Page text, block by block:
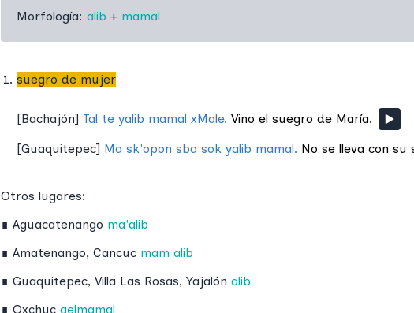
Morfología: alib + mamal
suegro de mujer
[Bachajón] Tal te yalib mamal xMale. Vino el suegro de María.
[Guaquitepec] Ma sk'opon sba sok yalib mamal. No se lleva con su
Otros lugares:
∎ Aguacatenango ma'alib
∎ Amatenango, Cancuc mam alib
∎ Guaquitepec, Villa Las Rosas, Yajalón alib
∎ Oxchuc aelmamal